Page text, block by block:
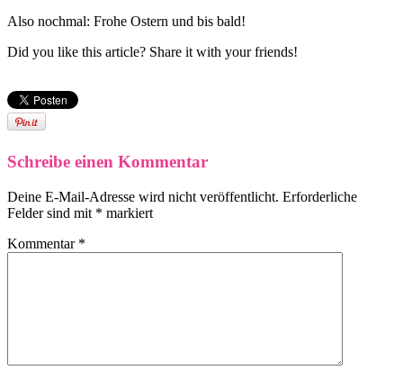
Also nochmal: Frohe Ostern und bis bald!
Did you like this article? Share it with your friends!
Schreibe einen Kommentar
Deine E-Mail-Adresse wird nicht veröffentlicht. Erforderliche
Felder sind mit * markiert
Kommentar *